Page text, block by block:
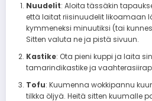
Nuudelit: Aloita tässäkin
että laitat riisinuudelit likoamaan
kymmeneksi minuutiksi (tai
Sitten valuta ne ja pistä sivuun.
Kastike: Ota pieni kuppi ja laita
tamarindikastike ja
Tofu: Kuumenna wokkipannu
tilkka öljyä. Heitä sitten kuumalle